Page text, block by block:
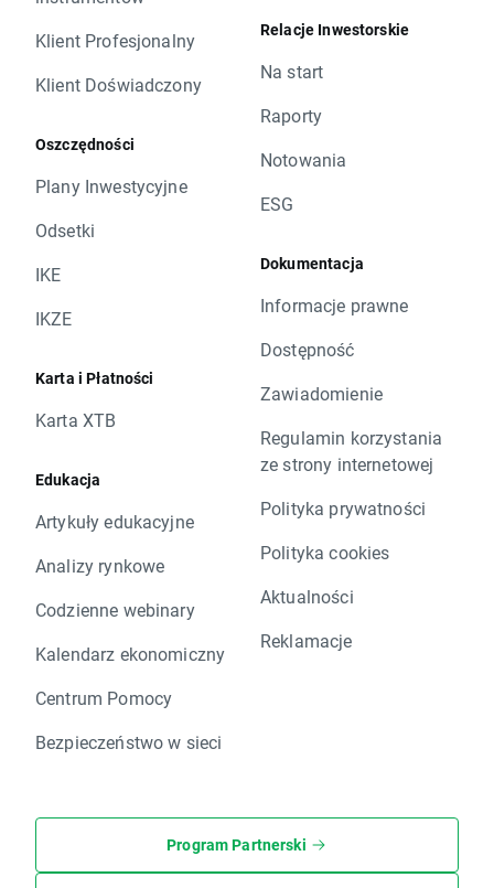
Klient Profesjonalny
Klient Doświadczony
Oszczędności
Plany Inwestycyjne
Odsetki
IKE
IKZE
Karta i Płatności
Karta XTB
Edukacja
Artykuły edukacyjne
Analizy rynkowe
Codzienne webinary
Kalendarz ekonomiczny
Centrum Pomocy
Bezpieczeństwo w sieci
Relacje Inwestorskie
Na start
Raporty
Notowania
ESG
Dokumentacja
Informacje prawne
Dostępność
Zawiadomienie
Regulamin korzystania
ze strony internetowej
Polityka prywatności
Polityka cookies
Aktualności
Reklamacje
Program Partnerski